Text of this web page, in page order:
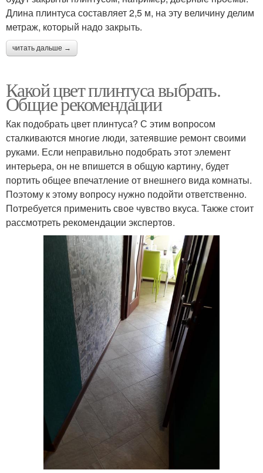
Длина плинтуса составляет 2,5 м, на эту величину делим
метраж, который надо закрыть.
читать дальше →
Какой цвет плинтуса выбрать.
Общие рекомендации
Как подобрать цвет плинтуса? С этим вопросом
сталкиваются многие люди, затеявшие ремонт своими
руками. Если неправильно подобрать этот элемент
интерьера, он не впишется в общую картину, будет
портить общее впечатление от внешнего вида комнаты.
Поэтому к этому вопросу нужно подойти ответственно.
Потребуется применить свое чувство вкуса. Также стоит
рассмотреть рекомендации экспертов.